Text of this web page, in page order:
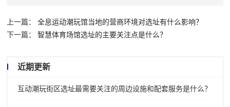
上一篇：
全息运动潮玩馆当地的营商环境对选址有什么影响？
下一篇：
智慧体育场馆选址的主要关注点是什么？
近期更新
互动潮玩街区选址最需要关注的周边设施和配套服务是什么？